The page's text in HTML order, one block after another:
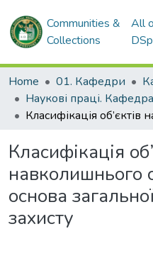
Communities &
Collections
All
Home 01. Кафедри
Класифікація
навколишнього
основа
захисту